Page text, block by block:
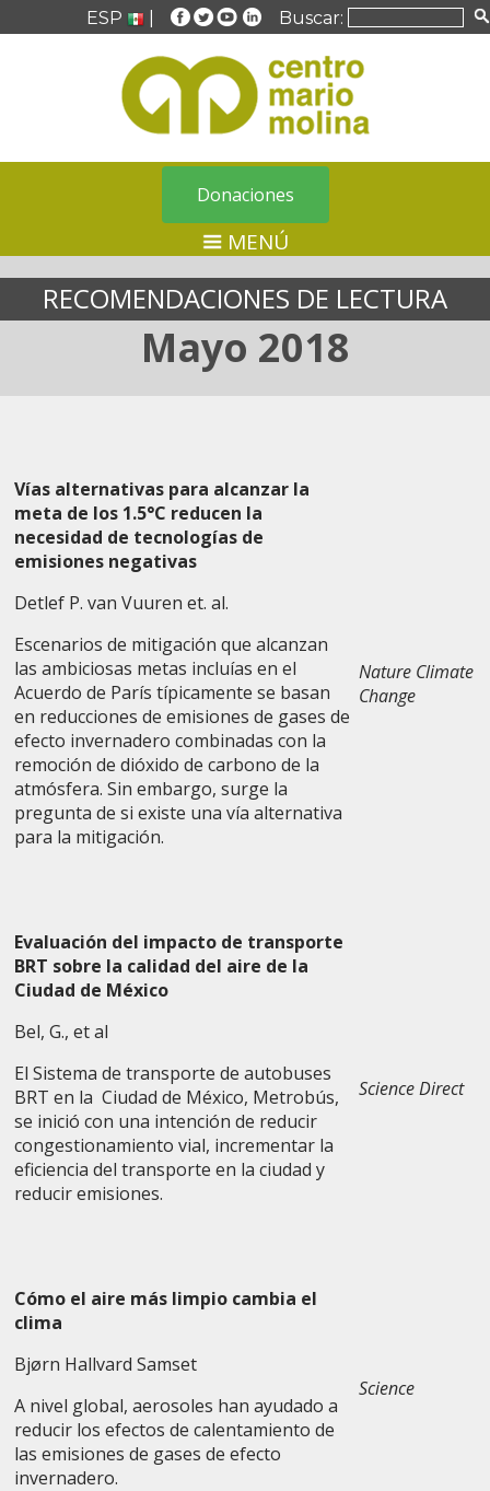
ESP Buscar:
Donaciones
MENÚ
RECOMENDACIONES DE LECTURA
Mayo 2018
Vías alternativas para alcanzar la
meta de los 1.5°C reducen la
necesidad de tecnologías de
emisiones negativas
Detlef P. van Vuuren et. al.
Escenarios de mitigación que alcanzan
las ambiciosas metas incluías en el
Acuerdo de París típicamente se basan
en reducciones de emisiones de gases de
efecto invernadero combinadas con la
remoción de dióxido de carbono de la
atmósfera. Sin embargo, surge la
pregunta de si existe una vía alternativa
para la mitigación.
Nature Climate
Change
Evaluación del impacto de transporte
BRT sobre la calidad del aire de la
Ciudad de México
Bel, G., et al
El Sistema de transporte de autobuses
BRT en la Ciudad de México, Metrobús,
se inició con una intención de reducir
congestionamiento vial, incrementar la
eficiencia del transporte en la ciudad y
reducir emisiones.
Science Direct
Cómo el aire más limpio cambia el
clima
Bjørn Hallvard Samset
A nivel global, aerosoles han ayudado a
reducir los efectos de calentamiento de
las emisiones de gases de efecto
invernadero.
Science